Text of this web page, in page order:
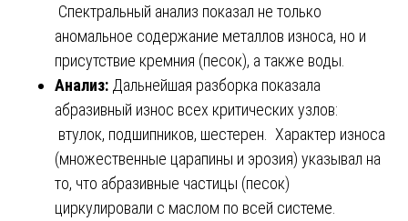
Спектральный анализ показал не только
аномальное содержание металлов износа, но и
присутствие кремния (песок), а также воды.
Анализ: Дальнейшая разборка показала
абразивный износ всех критических узлов:
втулок, подшипников, шестерен. Характер износа
(множественные царапины и эрозия) указывал на
то, что абразивные частицы (песок)
циркулировали с маслом по всей системе.